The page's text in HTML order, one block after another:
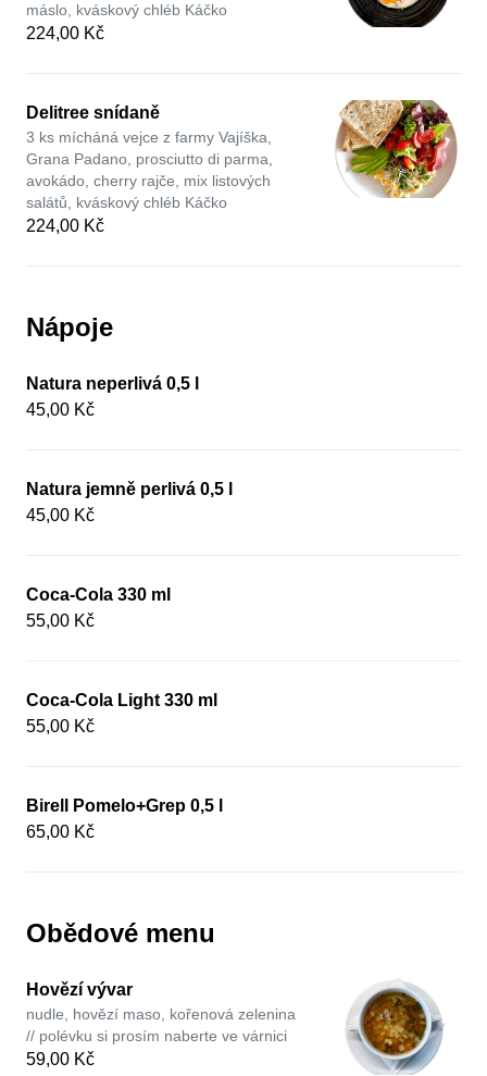
máslo, kváskový chléb Káčko
224,00 Kč
Delitree snídaně
3 ks mícháná vejce z farmy Vajíška,
Grana Padano, prosciutto di parma,
avokádo, cherry rajče, mix listových
salátů, kváskový chléb Káčko
224,00 Kč
Nápoje
Natura neperlivá 0,5 l
45,00 Kč
Natura jemně perlivá 0,5 l
45,00 Kč
Coca-Cola 330 ml
55,00 Kč
Coca-Cola Light 330 ml
55,00 Kč
Birell Pomelo+Grep 0,5 l
65,00 Kč
Obědové menu
Hovězí vývar
nudle, hovězí maso, kořenová zelenina
// polévku si prosím naberte ve várnici
59,00 Kč